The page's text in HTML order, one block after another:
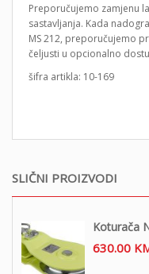
SLIČNI PROIZVODI
Koturača
630.00
Preporučujemo zamjenu
sastavljanja. Kada
MS 212, preporučujemo
čeljusti u opcionalno
šifra artikla: 10-169